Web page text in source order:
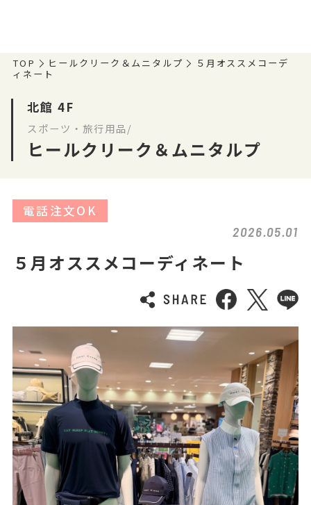
TOP ヒールクリーク＆ムニタルプ
５月オススメコーデ
ィネート
北館 4F
スポーツ・旅行用品/
ヒールクリーク＆ムニタルプ
電話注文OK
2026.05.01
５月オススメコーディネート